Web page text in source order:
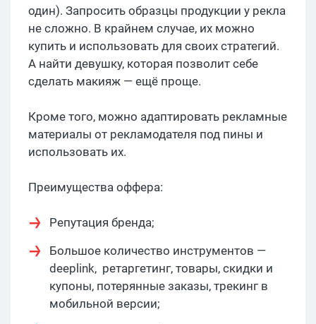
один). Запросить образцы продукции у рекла
не сложно. В крайнем случае, их можно
купить и использовать для своих стратегий.
А найти девушку, которая позволит себе
сделать макияж — ещё проще.
Кроме того, можно адаптировать рекламные
материалы от рекламодателя под пины и
использовать их.
Преимущества оффера:
Репутация бренда;
Большое количество инструментов —
deeplink, ретаргетинг, товары, скидки и
купоны, потерянные заказы, трекинг в
мобильной версии;